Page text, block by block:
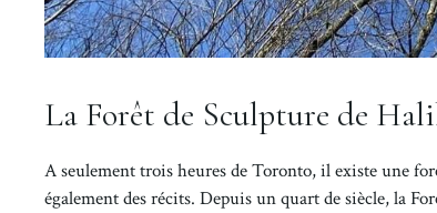
La Forêt de Sculpture de
A seulement trois heures de Toronto, il existe une
également des récits. Depuis un quart de siècle, la